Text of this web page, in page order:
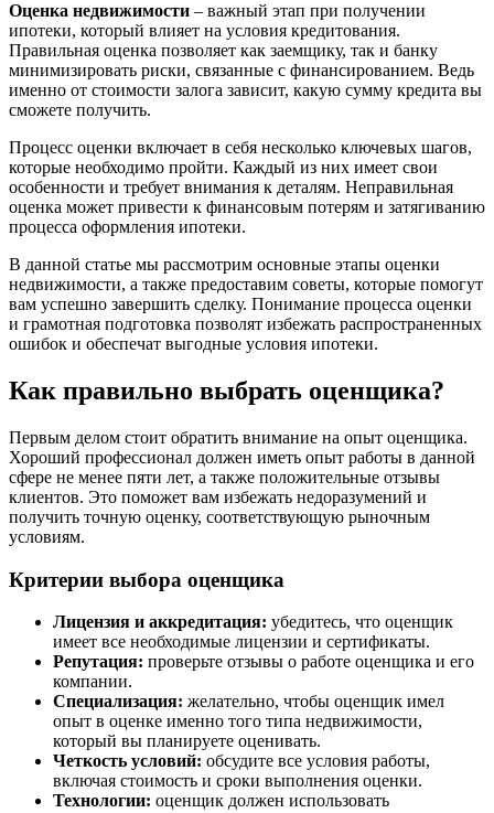
Оценка недвижимости – важный этап при получении
ипотеки, который влияет на условия кредитования.
Правильная оценка позволяет как заемщику, так и банку
минимизировать риски, связанные с финансированием. Ведь
именно от стоимости залога зависит, какую сумму кредита вы
сможете получить.
Процесс оценки включает в себя несколько ключевых шагов,
которые необходимо пройти. Каждый из них имеет свои
особенности и требует внимания к деталям. Неправильная
оценка может привести к финансовым потерям и затягиванию
процесса оформления ипотеки.
В данной статье мы рассмотрим основные этапы оценки
недвижимости, а также предоставим советы, которые помогут
вам успешно завершить сделку. Понимание процесса оценки
и грамотная подготовка позволят избежать распространенных
ошибок и обеспечат выгодные условия ипотеки.
Как правильно выбрать оценщика?
Первым делом стоит обратить внимание на опыт оценщика.
Хороший профессионал должен иметь опыт работы в данной
сфере не менее пяти лет, а также положительные отзывы
клиентов. Это поможет вам избежать недоразумений и
получить точную оценку, соответствующую рыночным
условиям.
Критерии выбора оценщика
Лицензия и аккредитация: убедитесь, что оценщик
имеет все необходимые лицензии и сертификаты.
Репутация: проверьте отзывы о работе оценщика и его
компании.
Специализация: желательно, чтобы оценщик имел
опыт в оценке именно того типа недвижимости,
который вы планируете оценивать.
Четкость условий: обсудите все условия работы,
включая стоимость и сроки выполнения оценки.
Технологии: оценщик должен использовать